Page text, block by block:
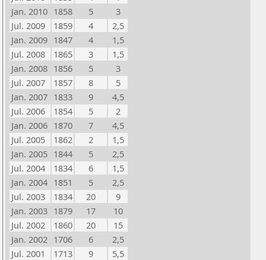
Jan. 2010 1858 5
3
Jul. 2009
1859 4
2,5
Jan. 2009 1847 4
1,5
Jul. 2008
1865 3
1,5
Jan. 2008 1856 5
3
Jul. 2007
1857 8
5
Jan. 2007 1833 9
4,5
Jul. 2006
1854 5
2
Jan. 2006 1870 7
4,5
Jul. 2005
1862 2
1,5
Jan. 2005 1844 5
2,5
Jul. 2004
1834 6
1,5
Jan. 2004 1851 5
2,5
Jul. 2003
1834 20
9
Jan. 2003 1879 17
10
Jul. 2002
1860 20
15
Jan. 2002 1706 6
2,5
Jul. 2001
1713 9
5,5